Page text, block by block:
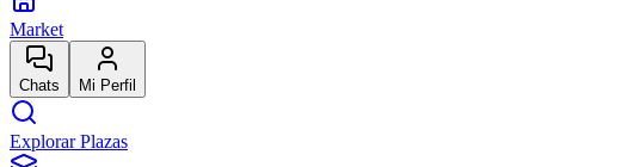
Market
Chats Mi Perfil
Explorar Plazas